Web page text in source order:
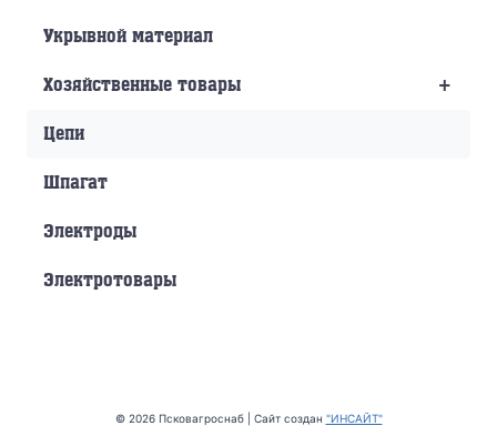
Укрывной материал
+
Хозяйственные товары
Цепи
Шпагат
Электроды
Электротовары
© 2026 Псковагроснаб | Сайт создан "ИНСАЙТ"